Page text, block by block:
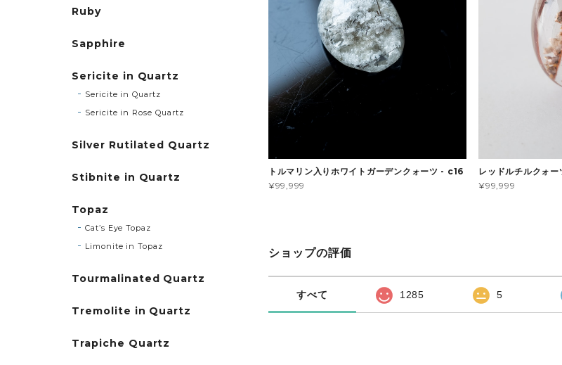
トルマリン入りホワイトガーデンクォーツ - c16
¥99,999
レッドルチルクォ
¥99,999
ショップの評価
すべて 1285 5
Ruby
Sapphire
Sericite in Quartz
Sericite in Quartz
Sericite in Rose Quartz
Silver Rutilated Quartz
Stibnite in Quartz
Topaz
Cat’s Eye Topaz
Limonite in Topaz
Tourmalinated Quartz
Tremolite in Quartz
Trapiche Quartz